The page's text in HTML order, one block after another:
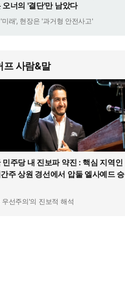
오너의 '결단'만 남았다
미래', 현장은 '과거형 안전사고'
프 사람&말
민주당 내 진보파 약진 : 핵심 지역인
주 상원 경선에서 압둘 엘사예드 승
우선주의'의 진보적 해석